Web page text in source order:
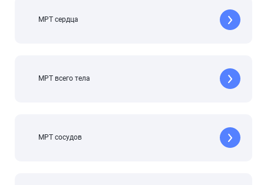
МРТ сердца
МРТ всего тела
МРТ сосудов